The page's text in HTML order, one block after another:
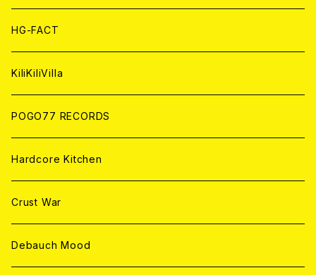
ANALOG
ANALOG
CD
ANALOG
HG-FACT
KiliKiliVilla
POGO77 RECORDS
Hardcore Kitchen
Crust War
Debauch Mood